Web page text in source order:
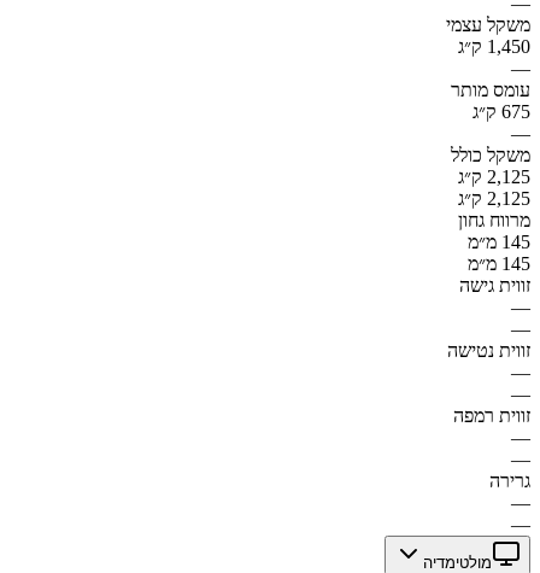
משקל עצמי
1,450 ק״ג
—
עומס מותר
675 ק״ג
—
משקל כולל
2,125 ק״ג
2,125 ק״ג
מרווח גחון
145 מ״מ
145 מ״מ
זווית גישה
—
—
זווית נטישה
—
—
זווית רמפה
—
—
גרירה
—
—
מולטימדיה